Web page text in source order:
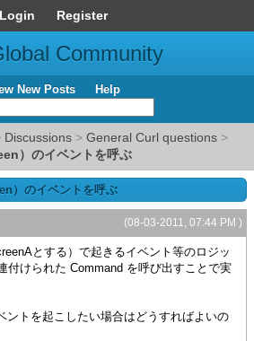
Login Register
Community
New Posts Help
Discussions > General Curl questions >
）のイベントを呼ぶ
）のイベントを呼ぶ
(08-03-2011, 07:44 PM )
とする）で起きるイベント等のロジッ
付けられた Command を呼び出すことで実
ントを起こしたい場合はどうすればよいの